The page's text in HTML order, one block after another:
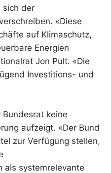
sich der
«Diese
auf Klimaschutz,
Energien
Jon Pult. «Die
Investitions- und
keine
aufzeigt. «Der Bund
zur Verfügung stellen,
als systemrelevante